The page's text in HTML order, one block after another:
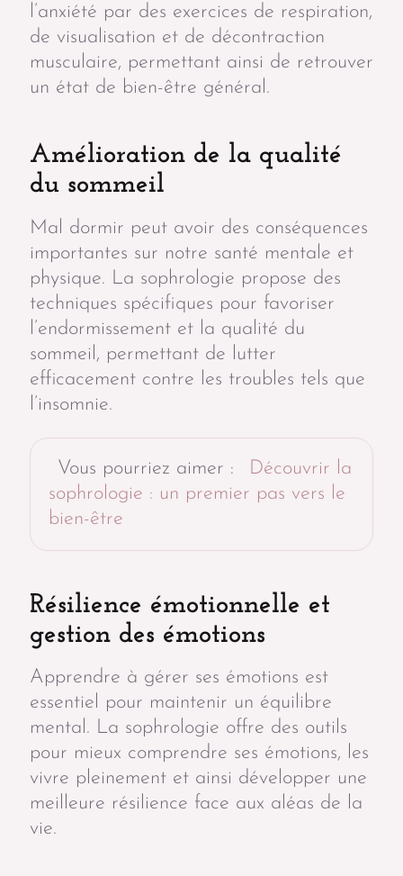
l’anxiété par des exercices de respiration,
de visualisation et de décontraction
musculaire, permettant ainsi de retrouver
un état de bien-être général.
Amélioration de la qualité
du sommeil
Mal dormir peut avoir des conséquences
importantes sur notre santé mentale et
physique. La sophrologie propose des
techniques spécifiques pour favoriser
l’endormissement et la qualité du
sommeil, permettant de lutter
efficacement contre les troubles tels que
l’insomnie.
Vous pourriez aimer :
Découvrir la
sophrologie : un premier pas vers le
bien-être
Résilience émotionnelle et
gestion des émotions
Apprendre à gérer ses émotions est
essentiel pour maintenir un équilibre
mental. La sophrologie offre des outils
pour mieux comprendre ses émotions, les
vivre pleinement et ainsi développer une
meilleure résilience face aux aléas de la
vie.